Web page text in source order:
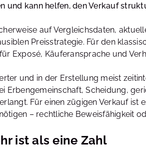
und kann helfen, den Verkauf
auf Vergleichsdaten,
Preisstrategie. Für den
Exposé, Käuferansprache und
und in der Erstellung meist
Erbengemeinschaft, Scheidung,
Für einen zügigen Verkauf ist
– rechtliche Beweisfähigkeit
ist als eine Zahl